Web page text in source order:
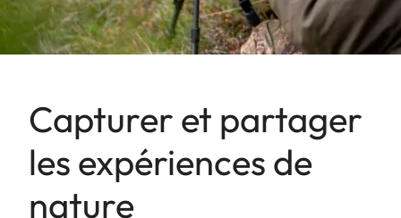
Capturer et partager
les expériences de
nature